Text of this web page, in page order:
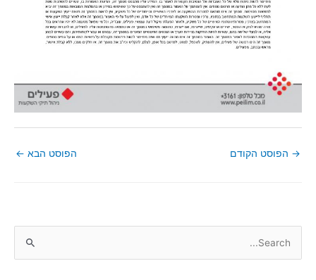
→ הפוסט הקודם הפוסט הבא ←